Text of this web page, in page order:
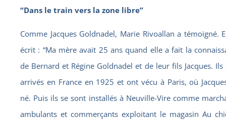
“Dans le train vers la zone libre”
Comme Jacques Goldnadel, Marie Rivoallan a témoigné.
écrit : “Ma mère avait 25 ans quand elle a fait la
de Bernard et Régine Goldnadel et de leur fils Jacques. Ils
arrivés en France en 1925 et ont vécu à Paris, où
né. Puis ils se sont installés à Neuville-Vire comme
ambulants et commerçants exploitant le magasin Au